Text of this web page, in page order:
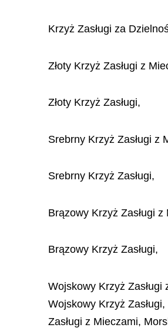
Krzyż Zasługi za
Złoty Krzyż Zasługi z
Złoty Krzyż Zasługi,
Srebrny Krzyż Zasługi z
Srebrny Krzyż Zasługi,
Brązowy Krzyż Zasługi z
Brązowy Krzyż Zasługi,
Wojskowy Krzyż Zasługi
Wojskowy Krzyż
Zasługi z Mieczami,